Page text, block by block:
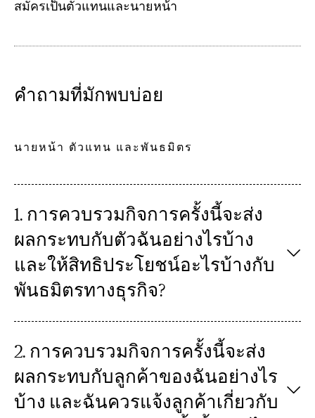
สมัครเป็นตัวแทนและนายหน้า
คำถามที่มักพบบ่อย
นายหน้า ตัวแทน และพันธมิตร
1. การควบรวมกิจการครั้งนี้จะส่ง
ผลกระทบกับตัวฉันอย่างไรบ้าง
และให้สิทธิประโยชน์อะไรบ้างกับ
พันธมิตรทางธุรกิจ?
2. การควบรวมกิจการครั้งนี้จะส่ง
ผลกระทบกับลูกค้าของฉันอย่างไร
บ้าง และฉันควรแจ้งลูกค้าเกี่ยวกับ